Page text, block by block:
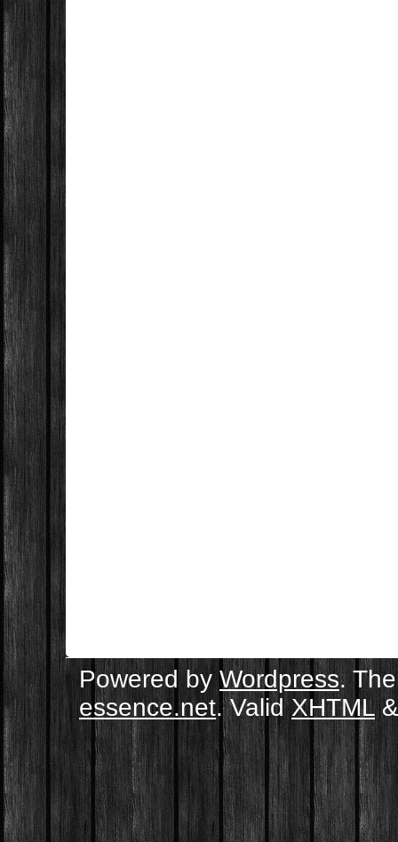
Powered by Wordpress.
essence.net. ValidXHTML